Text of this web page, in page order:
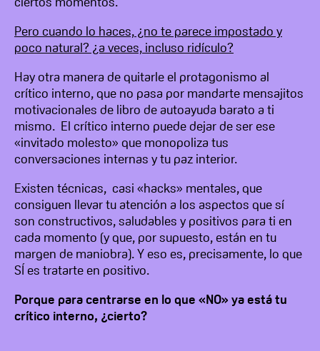
Pero cuando lo haces, ¿no te parece impostado y
poco natural? ¿a veces, incluso ridículo?
Hay otra manera de quitarle el protagonismo al
crítico interno, que no pasa por mandarte mensajitos
motivacionales de libro de autoayuda barato a ti
mismo. El crítico interno puede dejar de ser ese
«invitado molesto» que monopoliza tus
conversaciones internas y tu paz interior.
Existen técnicas, casi «hacks» mentales, que
consiguen llevar tu atención a los aspectos que sí
son constructivos, saludables y positivos para ti en
cada momento (y que, por supuesto, están en tu
margen de maniobra). Y eso es, precisamente, lo que
SÍ es tratarte en positivo.
Porque para centrarse en lo que «NO» ya está tu
crítico interno, ¿cierto?